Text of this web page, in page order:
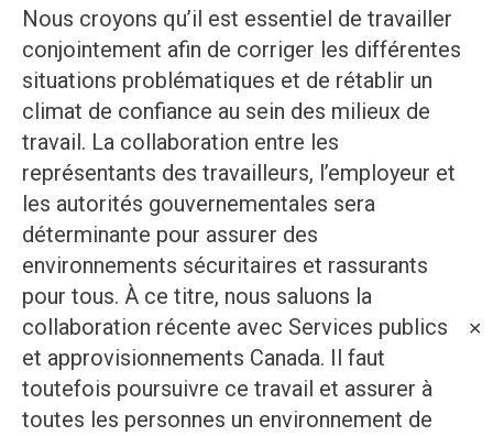
✕
Nous croyons qu’il est essentiel de travailler
conjointement afin de corriger les différentes
situations problématiques et de rétablir un
climat de confiance au sein des milieux de
travail. La collaboration entre les
représentants des travailleurs, l’employeur et
les autorités gouvernementales sera
déterminante pour assurer des
environnements sécuritaires et rassurants
pour tous. À ce titre, nous saluons la
collaboration récente avec Services publics
et approvisionnements Canada. Il faut
toutefois poursuivre ce travail et assurer à
toutes les personnes un environnement de